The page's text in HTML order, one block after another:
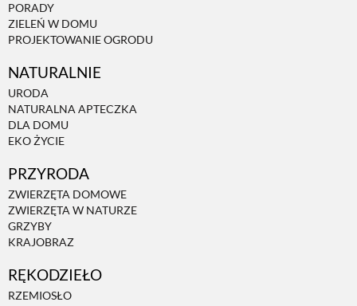
PORADY
ZIELEŃ W DOMU
PROJEKTOWANIE OGRODU
NATURALNIE
URODA
NATURALNA APTECZKA
DLA DOMU
EKO ŻYCIE
PRZYRODA
ZWIERZĘTA DOMOWE
ZWIERZĘTA W NATURZE
GRZYBY
KRAJOBRAZ
RĘKODZIEŁO
RZEMIOSŁO
NATURALNA APTECZKA
ZWIERZĘTA W NATURZE